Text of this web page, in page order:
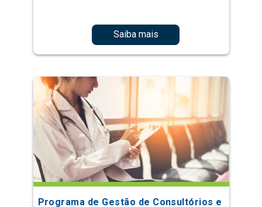
Saiba mais
Programa de Gestão de Consultórios e